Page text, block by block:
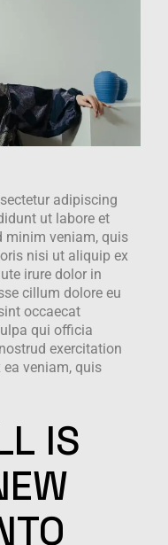
adipiscing
ut labore et
minim veniam, quis
nisi ut aliquip ex
irure dolor in
cillum dolore eu
occaecat
qui officia
exercitation
veniam, quis
IS